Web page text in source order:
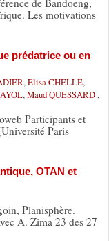
Les motivations
prédatrice ou en
, Elisa CHELLE,
, Maud QUESSARD ,
Participants et
Paris
OTAN et
Planisphère.
A. Zima 23 des 27